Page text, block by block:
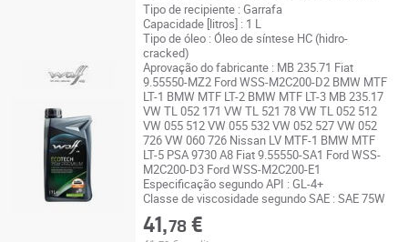
Tipo de recipiente : Garrafa
Capacidade [litros] : 1 L
Tipo de óleo : Óleo de síntese HC (hidro-
cracked)
Aprovação do fabricante : MB 235.71 Fiat
9.55550-MZ2 Ford WSS-M2C200-D2 BMW MTF
LT-1 BMW MTF LT-2 BMW MTF LT-3 MB 235.17
VW TL 052 171 VW TL 521 78 VW TL 052 512
VW 055 512 VW 055 532 VW 052 527 VW 052
726 VW 060 726 Nissan LV MTF-1 BMW MTF
LT-5 PSA 9730 A8 Fiat 9.55550-SA1 Ford WSS-
M2C200-D3 Ford WSS-M2C200-E1
Especificação segundo API : GL-4+
Classe de viscosidade segundo SAE : SAE 75W
41,78€